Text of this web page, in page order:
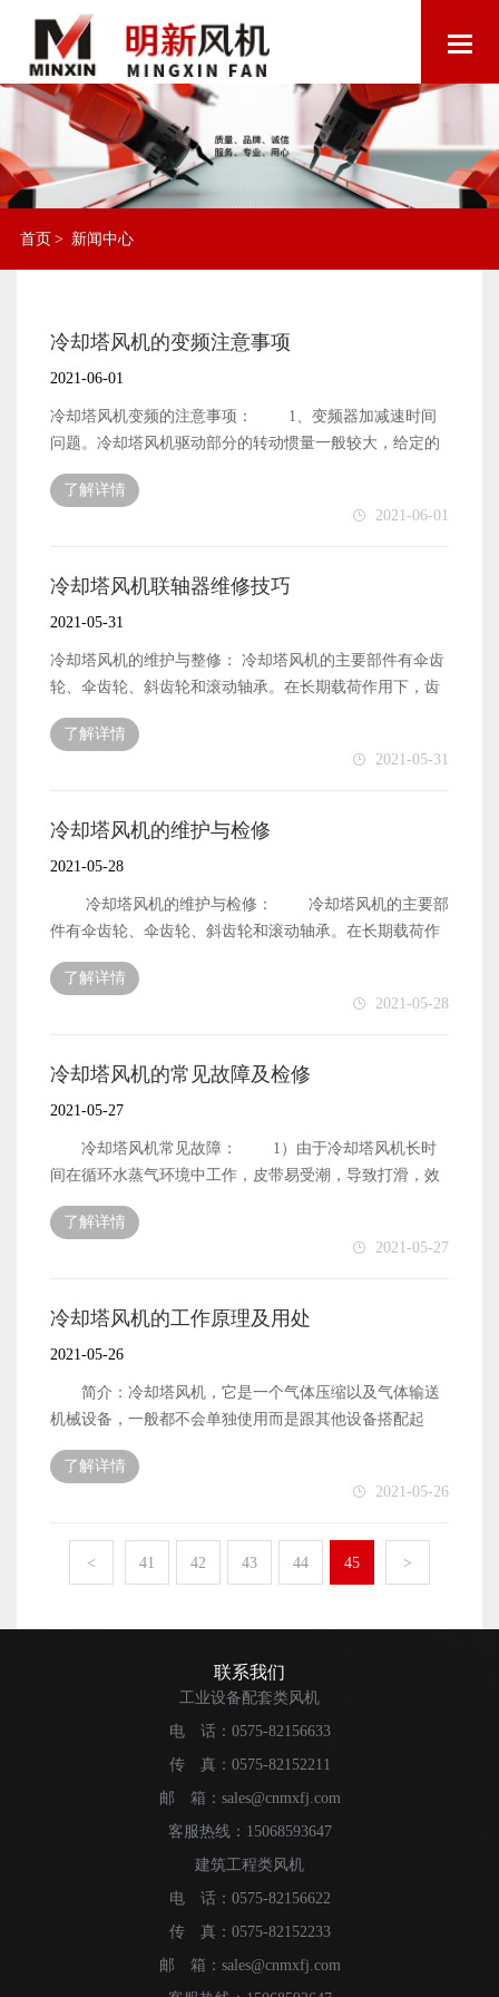
首页 > 新闻中心
冷却塔风机的变频注意事项
2021-06-01
冷却塔风机变频的注意事项： 1、变频器加减速时间
问题。冷却塔风机驱动部分的转动惯量一般较大，给定的
加减速时间较长。 2、变频器启动方式问题。在实际
运行中，冷却风扇往往是靠外力旋转的。此时，如果变频
器启动，电机将进入再生状态，出现故障跳闸。应当将启
器之前检测电动机的速度和方向，可以平稳地启动电动机
电机，应设置最低工作频率，以保持电机适当的温升。频
率下限通常为20Hz。如果使用变频电机，频率下限通常可
以达到5Hz。 4.冷却塔共振。试运行时，若冷却塔出
列为跳变频率。 5、冷却塔溢流。冷却塔运行台数固
定，避免了冷却塔溢流问题，节约了宝贵的水资源，降低
变频。当流经冷却塔的水量小于设计值的1/3时，会导致布
水器远端出水流量减少，填料布水不均，会导致造成冷却
塔效率下降（但仍高于冷却塔风机定频的情况）。有条件
时，最好采用变流量冷却塔。冷却塔的布水器是一个水
池。池底开孔，注水由孔给。 7、冷却塔出口温度的
度，通过温度控制冷却塔风机的频率。当温度高于设定值
时，提高风扇频率；当Wendy低于设定值时，降低风扇频
了解详情
2021-06-01
冷却塔风机联轴器维修技巧
2021-05-31
冷却塔风机的维护与整修： 冷却塔风机的主要部件有伞齿
轮、伞齿轮、斜齿轮和滚动轴承。在长期载荷作用下，齿
轮的失效形式是轮齿工作面的磨损和点蚀。齿轮磨损或点
蚀后，运动精度降低，噪声和振动增大。当点蚀尺寸较大
时，点蚀往往成为疲劳的根源，最终导致轮齿疲劳断裂。
和长度不应超过齿长的1/3和齿高的1/2。滚动轴承的常见失
效时，会产生强烈的振动、噪声和发热。由于滚动轴承不
应经常拆卸，且受结构和安装位置的限制，直接检查滚动
轴承比较困难。停止机器后，转动齿轮并将声音棒粘在轴
清晰、连续、均匀。 如果声音沉闷、断断续续、发夹，说
明轴承可能有缺陷。应拆下进行进一步检查，并在确认故
助于延长齿轮和轴承的使用寿命。我公司定期对润滑油的
粘度、酸值、机械杂质等重要指标进行检测，不合格及时
更换。此外，在l85a和lf60风机减速器中添加了润滑油添加
剂。这两台风机齿轮和轴承的设计寿命为50000小时。自
1997年以来，它们已连续运行6万多小时，齿轮和轴承状况
磨损、腐蚀和老化，弹性元件会失效。因此，每年都有必
要进行定期检查。如果橡胶元件老化、磨损，弹性膜片倒
于0.1mm。
了解详情
2021-05-31
冷却塔风机的维护与检修
2021-05-28
冷却塔风机的维护与检修： 冷却塔风机的主要部
件有伞齿轮、伞齿轮、斜齿轮和滚动轴承。在长期载荷作
用下，齿轮的失效形式是轮齿工作面的磨损和点蚀。齿轮
磨损或点蚀后，运动精度降低，噪声和振动增大。当点蚀
尺寸较大时，点蚀往往成为疲劳的根源，最终导致轮齿疲
触精度要求见表1。凹坑的尺寸和长度不应超过齿长的1/3
滚道的点蚀损伤。当发生点蚀失效时，会产生强烈的振
动、噪声和发热。由于滚动轴承不应经常拆卸，且受结构
和安装位置的限制，直接检查滚动轴承比较困难。停止机
动的声音。轴承正常转动的声音应清晰、连续、均匀。如
果声音沉闷、断断续续、发夹，说明轴承可能有缺陷。应
优质润滑油和添加适当的添加剂有助于延长齿轮和轴承的
使用寿命。我公司定期对润滑油的粘度、酸值、机械杂质
等重要指标进行检测，不合格及时更换。此外，在l85a和
lf60风机减速器中添加了润滑油添加剂。这两台风机齿轮
和轴承的设计寿命为50000小时。自1997年以来，它们已连
轴器检修： 冷却塔风机联轴器的好坏直接关系到风机
的平稳运行。我公司Lf47、l85a、lf60冷却塔风机分别采用
轴器都起到传递扭矩和缓冲振动的作用。其中，弹性环销
联轴器的弹性环、弹性销联轴器的橡胶接头和膜片联轴器
反复起动的冲击、长期的振动磨损、腐蚀和老化，弹性元
元件老化、磨损，弹性膜片倒伏或损坏，应及时更换。另
外，在安装或维修过程中，为减少联轴器不对中的影响，
两半联轴器的同轴度误差不大于0.1mm。 相关推荐：冷却
塔风机的常见故障及检修 ：冷却塔风机的工作原理及用处
了解详情
2021-05-28
冷却塔风机的常见故障及检修
2021-05-27
冷却塔风机常见故障： 1）由于冷却塔风机长时
间在循环水蒸气环境中工作，皮带易受潮，导致打滑，效
率降低和冷却效果差。 2）由于风机主轴长时间承受
皮带的拉力，因此轴偏心，运转时会产生较大的晃动和噪
音；同时，皮带受到皮带轮振动产生的交变应力的影响，
作用形成了一个恶性循环，最终加速了皮带的磨损和风机
卡住并泄漏。 4）电机故障。 保养方式：
1）检查并调整风机叶片和风道。风机叶片和风道通常由玻
璃纤维制成。它充当通风和转移的管道。由于刀片是通过
会绕着中心旋转，从而影响平衡并引起振动。因此，风机
叶片的角度必须每年进行检查和调整。 2）润滑油系
器的1/3时，必须及时添加润滑油。如果油位下降太快，则
蚀的监测和处理。冷却塔风机均在室外大气中工作。水蒸
气沿着风机叶片的轴线从底部到顶部流动。风机冷却塔的
传动轴，轮毂，支架和钢结构主要是碳钢材料，它们长时
间与水蒸气接触并在潮湿的环境中工作。驱动轴腐蚀后，
截面积减小，抗扭强度降低，容易发生扭转断裂的事故。
小，刚度减小，从而加剧了风机的振动。当强度下降到一
定水平时，风机和管道可能会倾斜。另外，轮毂腐蚀后重
心会改变，这将导致叶片振动不平衡。 4）通过检查
间隙，检查并观察叶片与车轮之间的连接是否损坏，铆钉
裂纹和紧绷。 相关推荐：冷却塔风机的工作原理及用处
了解详情
2021-05-27
冷却塔风机的工作原理及用处
2021-05-26
简介：冷却塔风机，它是一个气体压缩以及气体输送
机械设备，一般都不会单独使用而是跟其他设备搭配起
来。它一直都存在于设备的内部，形状有很多有叶片或者
风扇等等。冷却塔，它是利用水来作为循环冷却剂，系统
在运行的时候会在大气中中吸收能量，从而用来降低水温
与工业中的散热装置，以确保系统可以正常的运行。它一
般的形状为桶状，因此我们将其称为冷却塔。冷却塔风
机是水与空气直接触摸进行热交换的一种设备，它主要由
风机、电机、填料、播水体系、塔身、水盘等构成，主要
由在风机作用下的温度对比低的空气与填猜中的水进行热
及用处： 冷却塔风机是水与空气直接触摸进行热交换
的一种设备，它主要由风机、电机、填料、播水体系、塔
身、水盘等构成，主要由在风机作用下的温度对比低的空
气与填猜中的水进行热交换然后到达下降水温的意图。水
的水吨为单位是国际上对比常用的单位。 咱们一般所
说的冷却塔是指开放式冷却塔： A.它是一种在塔内经
过布水体系将热水喷洒成水滴或水膜状，水在填猜中从上
向下活动，空气在填猜中由下向上或水平方向活动，利用
了解详情
2021-05-26
< 41 42 43 44 45 >
联系我们
工业设备配套类风机
电 话：0575-82156633
传 真：0575-82152211
邮 箱：sales@cnmxfj.com
客服热线：15068593647
建筑工程类风机
电 话：0575-82156622
传 真：0575-82152233
邮 箱：sales@cnmxfj.com